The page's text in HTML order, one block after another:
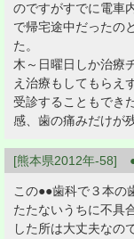
のですがすでに電車
で帰宅途中だったの
た。
木～日曜日しか治療
え治療もしてもらえ
受診することもでき
感、歯の痛みだけが
[熊本県2012年-58]
この●●歯科で３本の
たたないうちに不具
した所は大丈夫なの